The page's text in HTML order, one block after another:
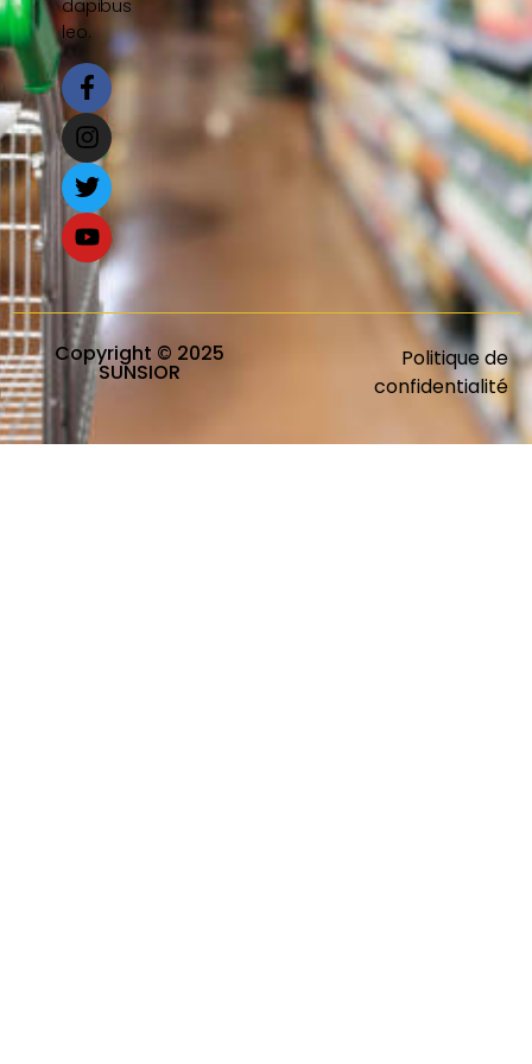
dapibus
leo.
Copyright © 2025
SUNSIOR
Politique de
confidentialité